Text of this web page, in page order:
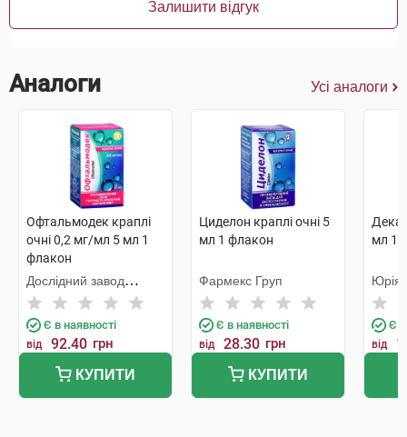
Залишити відгук
Аналоги Усі аналоги
Офтальмодек краплі
очні 0,2 мг/мл 5 мл 1
флакон
Дослідний завод
ГНЦЛС
Є в наявності
від 92.40 грн
КУПИТИ
Циделон краплі очні 5
мл 1 флакон
Фармекс Груп
Є в наявності
від 28.30 грн
КУПИТИ
мл
Є в
від